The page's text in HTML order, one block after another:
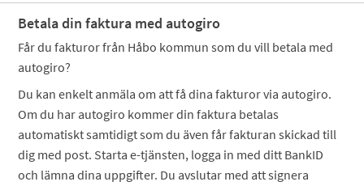
Betala din faktura med autogiro
Får du fakturor från Håbo kommun som du vill betala med
autogiro?
Du kan enkelt anmäla om att få dina fakturor via autogiro.
Om du har autogiro kommer din faktura betalas
automatiskt samtidigt som du även får fakturan skickad till
dig med post. Starta e-tjänsten, logga in med ditt BankID
och lämna dina uppgifter. Du avslutar med att signera